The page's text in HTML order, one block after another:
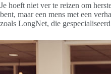
Je hoeft niet ver te reizen om
bent, maar een mens met een
zoals LongNet, die